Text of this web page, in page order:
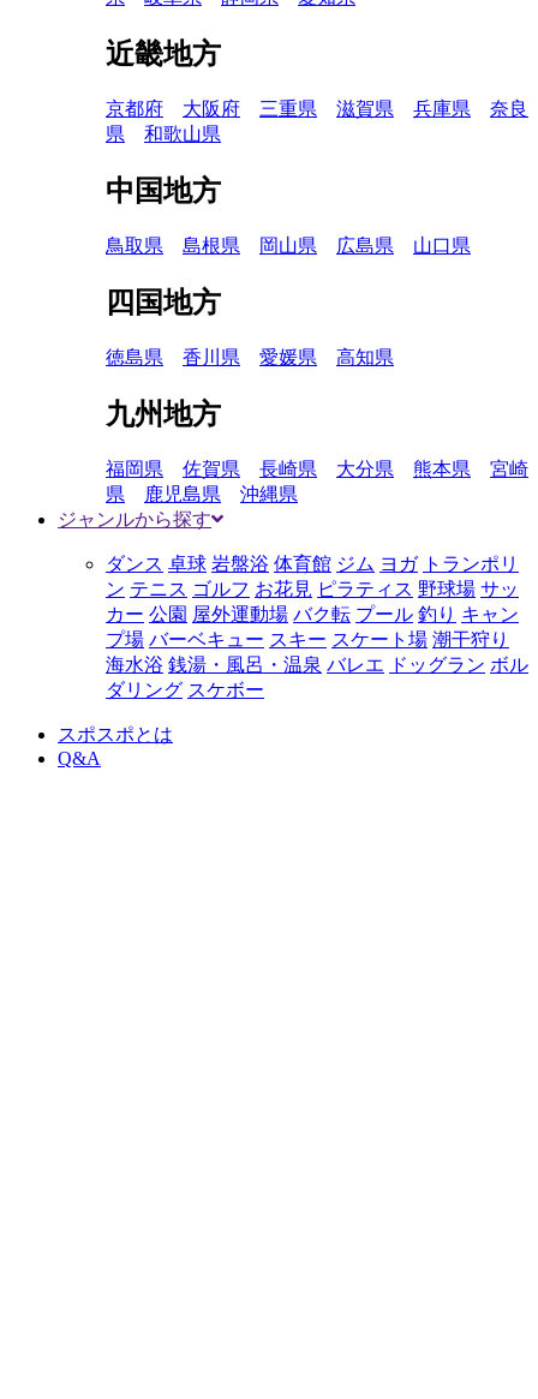
近畿地方
京都府 大阪府 三重県 滋賀県 兵庫県
奈良
県
和歌山県
中国地方
鳥取県 島根県 岡山県 広島県 山口県
四国地方
徳島県 香川県 愛媛県 高知県
九州地方
福岡県 佐賀県 長崎県 大分県 熊本県
宮崎
県
鹿児島県
沖縄県
ジャンルから探す
ダンス 卓球 岩盤浴 体育館 ジム ヨガ トランポリ
ン テニス ゴルフ お花見 ピラティス 野球場 サッ
カー 公園 屋外運動場 バク転 プール 釣り キャン
プ場 バーベキュー スキー スケート場 潮干狩り
海水浴 銭湯・風呂・温泉 バレエ ドッグラン ボル
ダリング スケボー
スポスポとは
Q&A